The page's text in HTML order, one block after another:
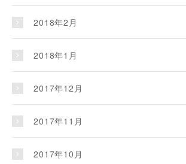
2018年2月
2018年1月
2017年12月
2017年11月
2017年10月